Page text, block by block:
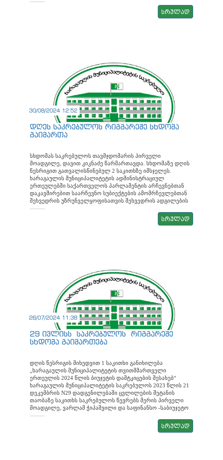
ანგარიშს შეგიძლიათ გაეცნოთ მოცემულ ბმულზე
https://bit.ly/4hfgGj2 ახალგაზრდების განათლება და
გელაშვილმა, დეპუტატებს მიმდინარე საბიუჯეტო მიღწევები
და სამომავლო გეგმები წარუდგინა. ანგარიშს შეგიძლიათ
გაეცნოთ მოცემულ ბმულზე https://bit.ly/3Nxjlqw
სრულად
30/08/2024 12:52
დღეს საკრებულოს რიგგარეშე სხდომა
გაიმართა
სხდომას საკრებულოს თავმჯდომარის პირველი
მოადგილე, დავით კიკნაძე წარმართავდა. სხდომაზე დღის
წესრიგით გათვალისწინებულ 2 საკითხზე იმსჯელეს.
ხარაგაულის მუნიციპალიტეტის ადმინისტრაციულ
ერთეულებში საქართველოს პარლამენტის არჩევნებთან
დაკავშირებით საარჩევნო სუბიექტების ამომრჩევლებთან
შეხვედრის უზრუნველყოფისათვის შეხვედრის ადგილების
გამოყოფის შესახებ მომხს: დავით კიკნაძე ხარაგაულის
მუნიციპალიტეტის ტერიტორიაზე საქართველოს
პარლამენტის საარჩევნო სააგიტაციო მასალების
ამომრჩევლებთან შეხვედრის უზრუნველყოფისათვის
შეხვედრის ადგილების ჩამონათვალი ადმინისტრაციულ
ერთეულებში არჩევნებთან დაკავშირებით სააგიტაციო
მასალების გამოსაფენად ადგილების ჩამონათვალი
შეხვედრების განკარგულება სააგიტაციო მასალების
განკარგულება
სრულად
26/07/2024 11:38
29 ივლისს საკრებულოს რიგგარეშე
სხდომა გაიმართება
დღის წესრიგის მიხედვით 1 საკითხი განიხილება
„ხარაგაულის მუნიციპალიტეტის თვითმმართველი
ერთეულის 2024 წლის ბიუჯეტის დამტკიცების შესახებ“
ხარაგაულის მუნიციპალიტეტის საკრებულოს 2023 წლის 21
დეკემბრის N29 დადგენილებაში ცვლილების შეტანის
თაობაზე საკითხს საკრებულოს წევრებს მერის პირველი
მოადგილე, ვარლამ ჭიპაშვილი და საფინანსო -საბიუჯეტო
სამსახურის უფროსი, ვლადიმერ გელაშვილი წარუდგენენ.
საკითხი იხილეთ აღნიშნულ ბმულზე მოხსენებითი ბარათი
სრულად